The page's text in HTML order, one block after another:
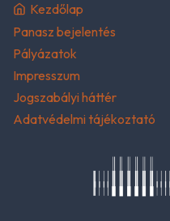
Kezdőlap
Panasz bejelentés
Pályázatok
Impresszum
Jogszabályi háttér
Adatvédelmi tájékoztató